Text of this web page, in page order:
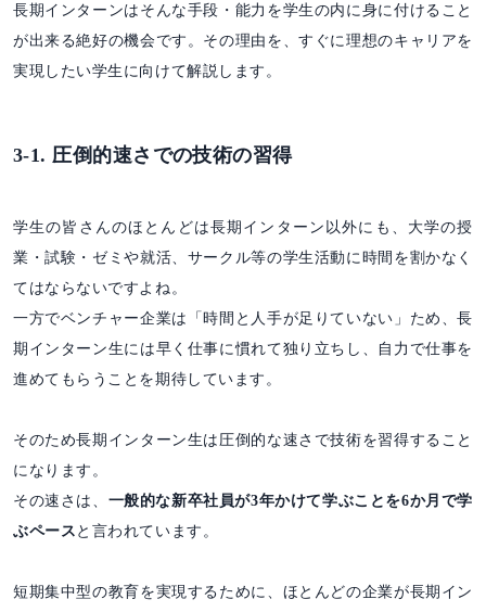
長期インターンはそんな手段・能力を学生の内に身に付けること
が出来る絶好の機会です。その理由を、すぐに理想のキャリアを
実現したい学生に向けて解説します。
3-1. 圧倒的速さでの技術の習得
学生の皆さんのほとんどは長期インターン以外にも、大学の授
業・試験・ゼミや就活、サークル等の学生活動に時間を割かなく
てはならないですよね。
一方でベンチャー企業は「時間と人手が足りていない」ため、長
期インターン生には早く仕事に慣れて独り立ちし、自力で仕事を
進めてもらうことを期待しています。
そのため長期インターン生は圧倒的な速さで技術を習得すること
になります。
その速さは、 一般的な新卒社員が3年かけて学ぶことを6か月で学
ぶペース と言われています。
短期集中型の教育を実現するために、ほとんどの企業が長期イン